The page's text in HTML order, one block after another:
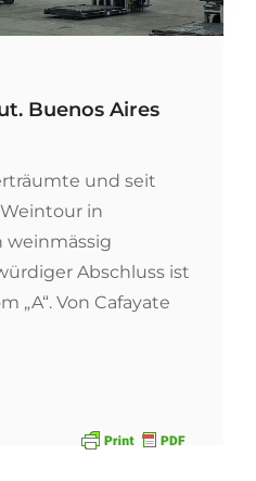
Buenos Aires
und seit
in
weinmässig
Abschluss ist
„A“. Von Cafayate